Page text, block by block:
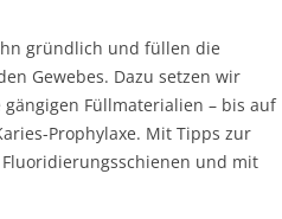
gründlich und füllen die
Gewebes. Dazu setzen wir
Füllmaterialien – bis auf
Prophylaxe. Mit Tipps zur
und mit